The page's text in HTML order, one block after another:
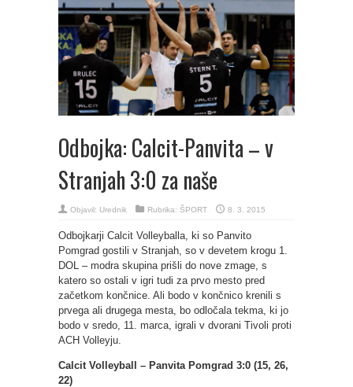
Odbojka: Calcit-Panvita – v
Stranjah 3:0 za naše
Objavil: Urednik Rubrika: ŠPORT 8. 3. 2015
Odbojkarji Calcit Volleyballa, ki so Panvito
Pomgrad gostili v Stranjah, so v devetem krogu 1.
DOL – modra skupina prišli do nove zmage, s
katero so ostali v igri tudi za prvo mesto pred
začetkom končnice. Ali bodo v končnico krenili s
prvega ali drugega mesta, bo odločala tekma, ki jo
bodo v sredo, 11. marca, igrali v dvorani Tivoli proti
ACH Volleyju.
Calcit Volleyball – Panvita Pomgrad 3:0 (15, 26,
22)